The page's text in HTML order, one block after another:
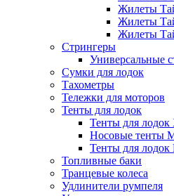
Жилеты
Жилеты
Жилеты
Стрингеры
Универсальные
Сумки для лодок
Тахометры
Тележки для моторов
Тенты для лодок
Тенты для лодок
Носовые тенты
Тенты для лодок
Топливные баки
Транцевые колеса
Удлинители румпеля